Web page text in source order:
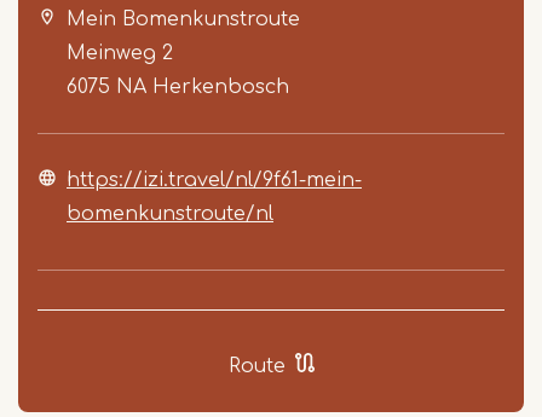
Mein Bomenkunstroute
Meinweg 2
6075 NA Herkenbosch
https://izi.travel/nl/9f61-mein-
bomenkunstroute/nl
Route